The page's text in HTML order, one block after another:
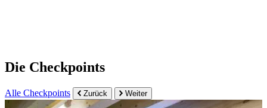
Die Checkpoints
Alle Checkpoints Zurück Weiter